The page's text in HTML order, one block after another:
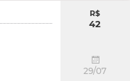
R$
42
29/07